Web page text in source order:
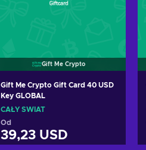
Gift Me Crypto
Gift Me Crypto Gift Card 40 USD
Key GLOBAL
CAŁY ŚWIAT
Od
39,23 USD